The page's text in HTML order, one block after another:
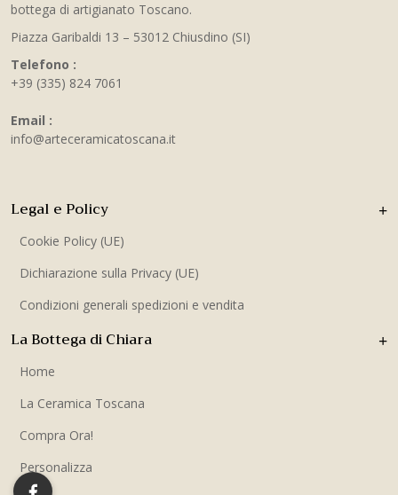
bottega di artigianato Toscano.
Piazza Garibaldi 13 – 53012 Chiusdino (SI)
Telefono :
+39 (335) 824 7061
Email :
info@arteceramicatoscana.it
La Bottega di Chiara
Home
La Ceramica Toscana
Compra Ora!
Personalizza
Legal e Policy
Cookie Policy (UE)
Dichiarazione sulla Privacy (UE)
Condizioni generali spedizioni e vendita